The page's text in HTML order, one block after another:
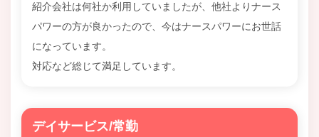
紹介会社は何社か利用していましたが、他社よりナース
パワーの方が良かったので、今はナースパワーにお世話
になっています。
対応など総じて満足しています。
デイサービス/常勤